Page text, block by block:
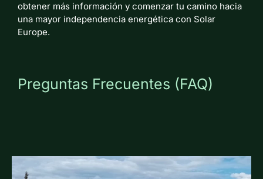
Preguntas Frecuentes (FAQ)
obtener más información y comenzar tu camino hacia
una mayor independencia energética con Solar
Europe.